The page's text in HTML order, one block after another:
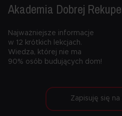
Akademia Dobrej
Najważniejsze informacje
w 12 krótkich lekcjach.
Wiedza, której nie ma
90% osób budujących dom!
Zapisuję się